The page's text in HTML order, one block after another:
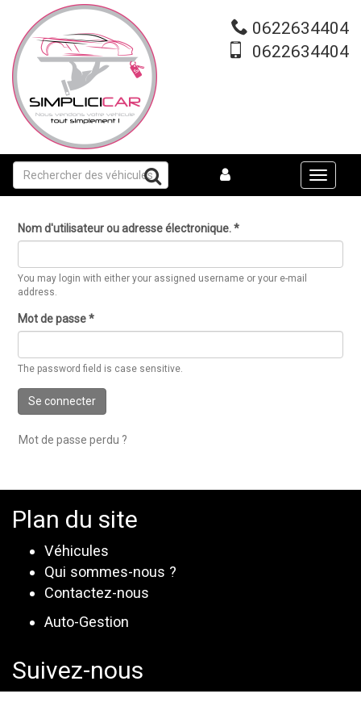
contenu
principal
0622634404
0622634404
Toggle
Nom d'utilisateur ou adresse électronique.*
You may login with either your assigned username or your e-mail
address.
Mot de passe*
The password field is case sensitive.
Se connecter
Mot de passe perdu ?
Plan du site
Véhicules
Qui sommes-nous ?
Contactez-nous
Auto-Gestion
Suivez-nous